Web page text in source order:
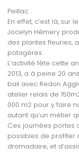
Peillac.
En effet, c’est là, sur
Jocelyn Hémery
des plantes fleuries,
potagères.
L’activité fête cette
2013, a à peine 20
bail avec Redon
atelier relais de
000 m2 pour y faire
autant qu’un métier
Ces journées portes
possibles de profiter
dromadaire, et